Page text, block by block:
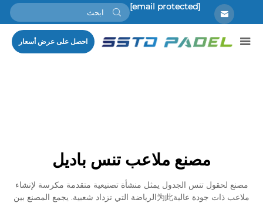
[email protected]
احصل على عرض أسعار
مصنع ملاعب تنس باديل
مصنع لحقول تنس الجدول يمثل منشأة تصنيعية متقدمة مكرسة لإنشاء
ملاعب ذات جودة عالية为此الرياضة التي تزداد شعبية. يجمع المصنع بين